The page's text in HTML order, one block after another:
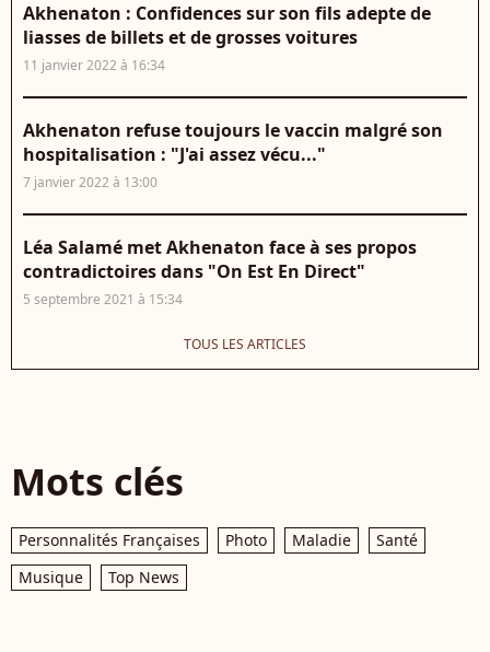
Akhenaton : Confidences sur son fils adepte de
liasses de billets et de grosses voitures
11 janvier 2022 à 16:34
Akhenaton refuse toujours le vaccin malgré son
hospitalisation : "J'ai assez vécu..."
7 janvier 2022 à 13:00
Léa Salamé met Akhenaton face à ses propos
contradictoires dans "On Est En Direct"
5 septembre 2021 à 15:34
TOUS LES ARTICLES
Mots clés
Personnalités Françaises Photo Maladie
Santé
Musique
Top News